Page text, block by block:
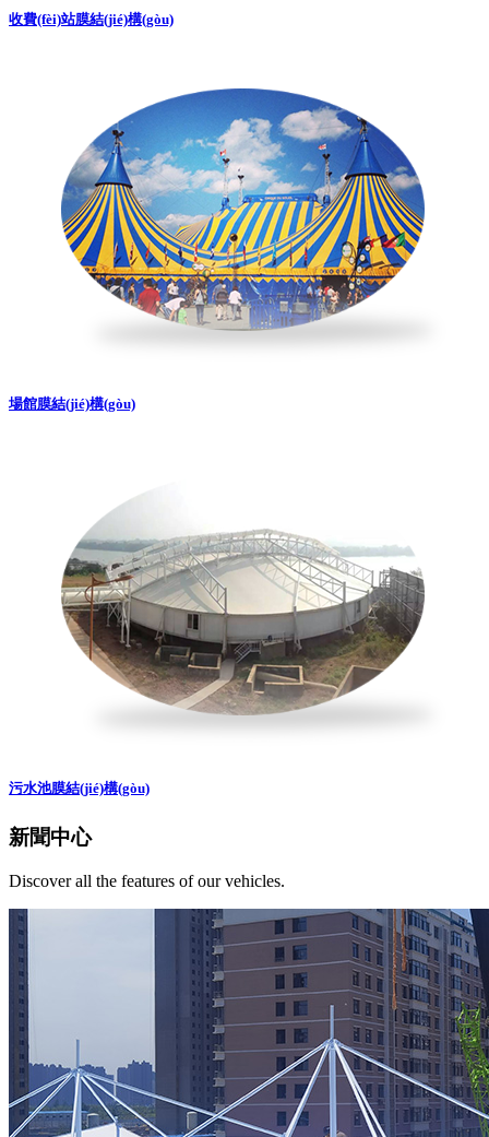
收費(fèi)站膜結(jié)構(gòu)
場館膜結(jié)構(gòu)
污水池膜結(jié)構(gòu)
新聞中心
Discover all the features of our vehicles.